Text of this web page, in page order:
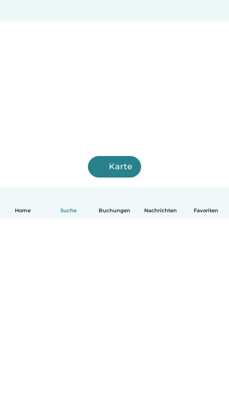
Home Suche Buchungen Nachrichten Favoriten
Karte